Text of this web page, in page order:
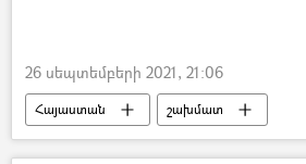
26 սեպտեմբերի 2021, 21:06
Հայաստան շախմատ